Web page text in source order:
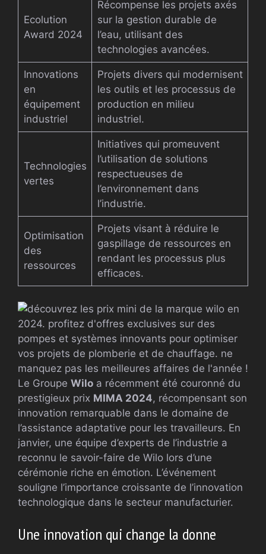
Ecolution
Award 2024
Récompense les projets axés
sur la gestion durable de
l’eau, utilisant des
technologies avancées.
Innovations
en
équipement
industriel
Projets divers qui modernisent
les outils et les processus de
production en milieu
industriel.
Technologies
vertes
Initiatives qui promeuvent
l’utilisation de solutions
respectueuses de
l’environnement dans
l’industrie.
Optimisation
des
ressources
Projets visant à réduire le
gaspillage de ressources en
rendant les processus plus
efficaces.
Le Groupe Wilo a récemment été couronné du
prestigieux prix MIMA 2024, récompensant son
innovation remarquable dans le domaine de
l’assistance adaptative pour les travailleurs. En
janvier, une équipe d’experts de l’industrie a
reconnu le savoir-faire de Wilo lors d’une
cérémonie riche en émotion. L’événement
souligne l’importance croissante de l’innovation
technologique dans le secteur manufacturier.
Une innovation qui change la donne